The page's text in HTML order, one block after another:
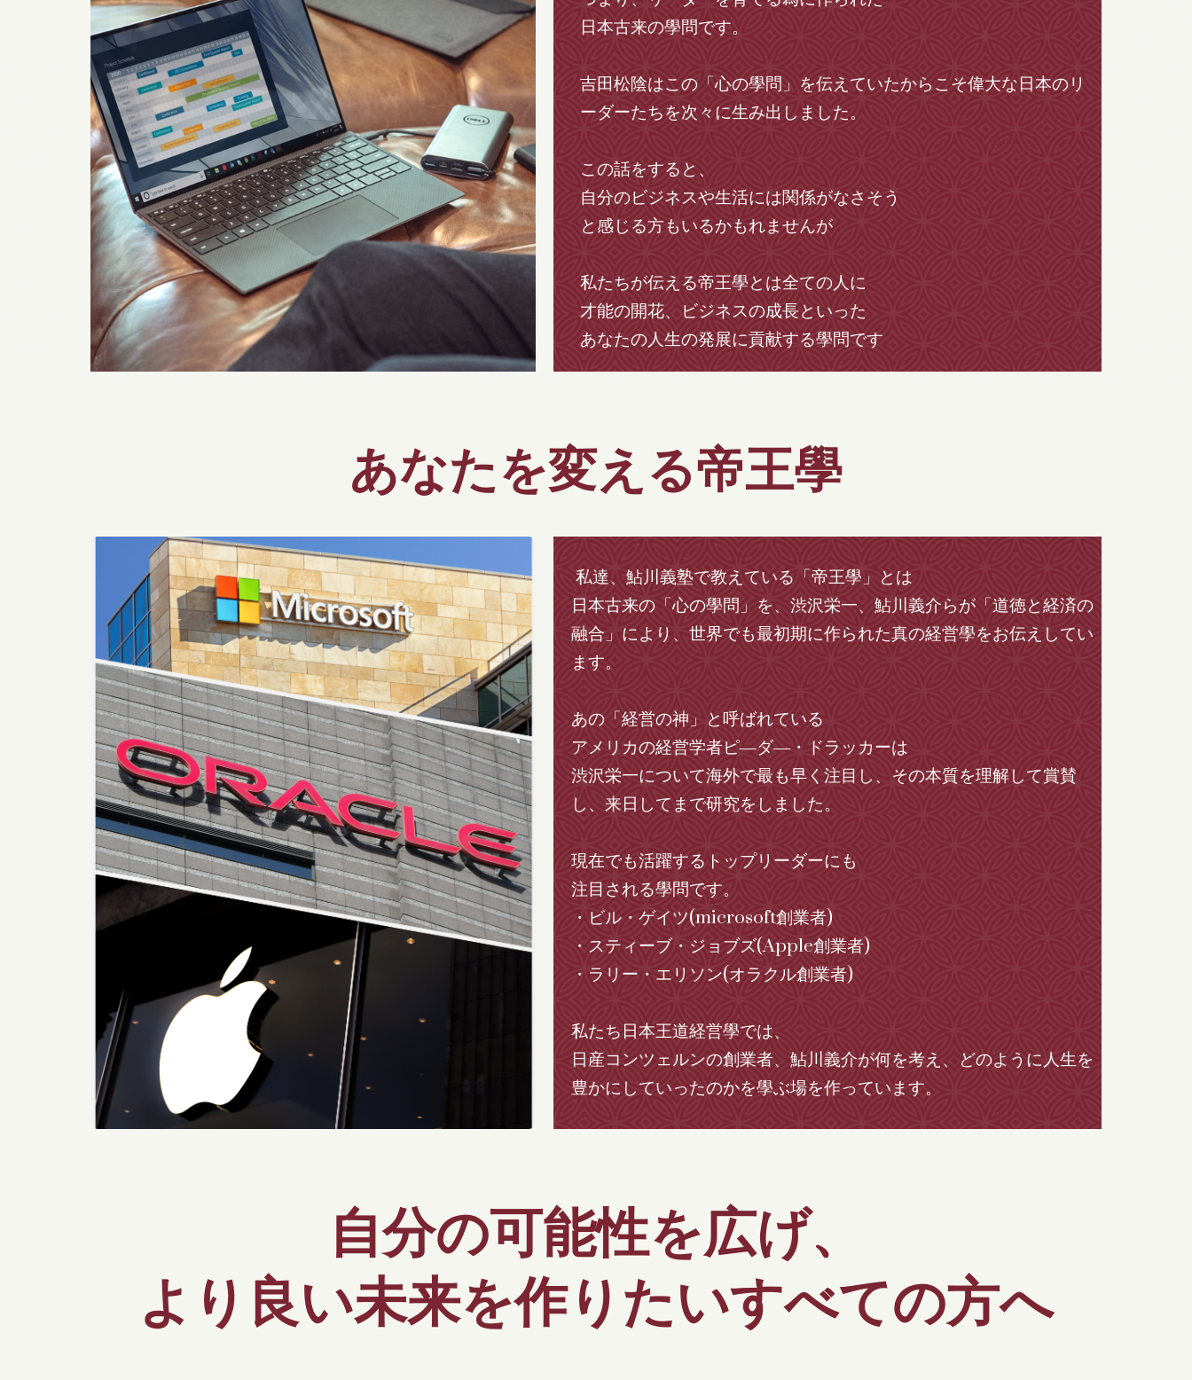
日本古来の學問です。
吉田松陰はこの「心の學問」を伝えていたからこそ偉大な日本のリ
ーダーたちを次々に生み出しました。
この話をすると、
自分のビジネスや生活には関係がなさそう
と感じる方もいるかもれませんが
私たちが伝える帝王學とは全ての人に
才能の開花、ビジネスの成長といった
あなたの人生の発展に貢献する學問です
あなたを変える帝王學
私達、鮎川義塾で教えている「帝王學」とは
日本古来の「心の學問」を、渋沢栄一、鮎川義介らが「道徳と経済の
融合」により、世界でも最初期に作られた真の経営學をお伝えしてい
ます。
あの「経営の神」と呼ばれている
アメリカの経営学者ピ―ダ―・ドラッカーは
渋沢栄一について海外で最も早く注目し、その本質を理解して賞賛
し、来日してまで研究をしました。
現在でも活躍するトップリーダーにも
注目される學問です。
・ビル・ゲイツ(microsoft創業者)
・スティーブ・ジョブズ(Apple創業者)
・ラリー・エリソン(オラクル創業者)
私たち日本王道経営學では、
日産コンツェルンの創業者、鮎川義介が何を考え、どのように人生を
豊かにしていったのかを學ぶ場を作っています。
自分の可能性を広げ、
より良い未来を作りたいすべての方へ